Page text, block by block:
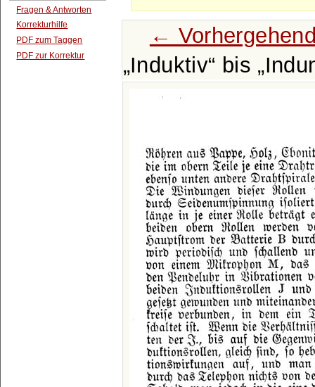
Fragen & Antworten
Korrekturhilfe
PDF zum Taggen
PDF zur Korrektur
←
Induktiv
bis